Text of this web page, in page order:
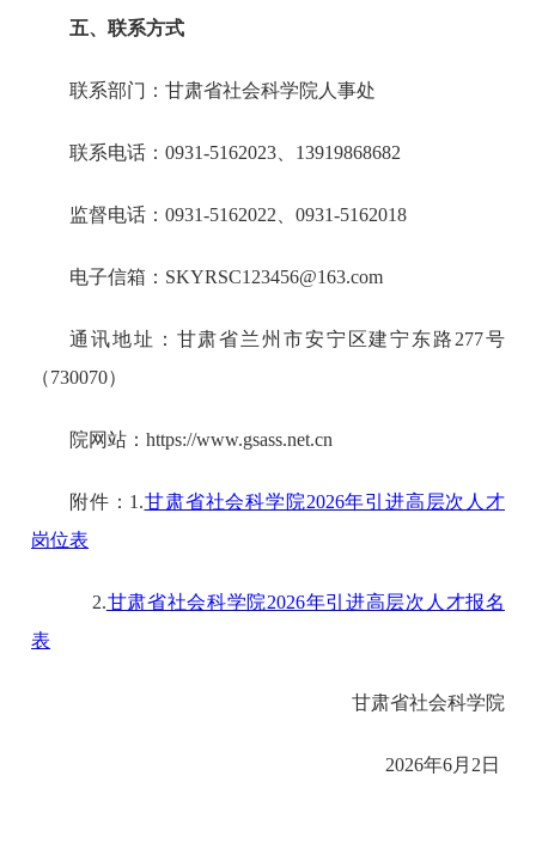
五、联系方式
联系部门：甘肃省社会科学院人事处
联系电话：0931-5162023、13919868682
监督电话：0931-5162022、0931-5162018
电子信箱：SKYRSC123456@163.com
通讯地址：甘肃省兰州市安宁区建宁东路277号
（730070）
院网站：https://www.gsass.net.cn
附件：1.甘肃省社会科学院2026年引进高层次人才
岗位表
2.甘肃省社会科学院2026年引进高层次人才报名
表
甘肃省社会科学院
2026年6月2日